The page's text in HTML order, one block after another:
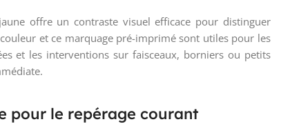
offre un contraste visuel efficace pour distinguer
et ce marquage pré-imprimé sont utiles pour les
et les interventions sur faisceaux, borniers ou petits
pour le repérage courant